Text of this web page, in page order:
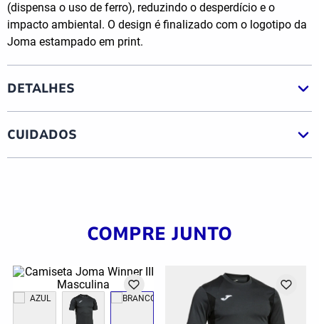
(dispensa o uso de ferro), reduzindo o desperdício e o
impacto ambiental. O design é finalizado com o logotipo da
Joma estampado em print.
DETALHES
CUIDADOS
COMPRE JUNTO